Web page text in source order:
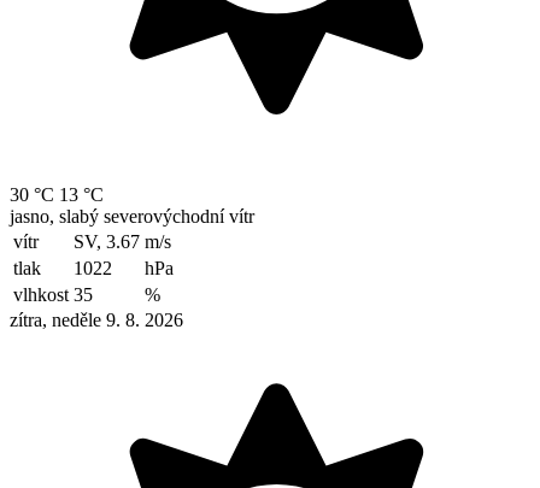
30 °C 13 °C
jasno, slabý severovýchodní vítr
vítr
SV, 3.67 m/s
tlak
1022
hPa
vlhkost 35
%
zítra, neděle 9. 8. 2026